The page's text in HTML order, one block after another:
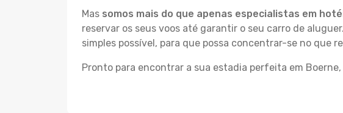
Mas somos mais do que apenas especialistas em
reservar os seus voos até garantir o seu carro de
simples possível, para que possa concentrar-se no que
Pronto para encontrar a sua estadia perfeita em Boerne,